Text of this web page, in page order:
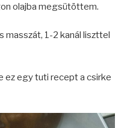
olajba megsütöttem.
masszát, 1-2 kanál liszttel
ez egy tuti recept a csirke